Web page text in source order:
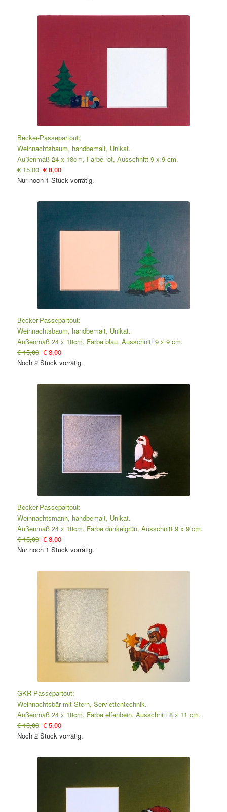
Becker-Passepartout:
Weihnachtsbaum, handbemalt, Unikat.
Außenmaß 24 x 18cm, Farbe rot, Ausschnitt 9 x 9 cm.
€ 15,00 € 8,00
Nur noch 1 Stück vorrätig.
Becker-Passepartout:
Weihnachtsbaum, handbemalt, Unikat.
Außenmaß 24 x 18cm, Farbe blau, Ausschnitt 9 x 9 cm.
€ 15,00 € 8,00
Noch 2 Stück vorrätig.
Becker-Passepartout:
Weihnachtsmann, handbemalt, Unikat.
Außenmaß 24 x 18cm, Farbe dunkelgrün, Ausschnitt 9 x 9 cm.
€ 15,00 € 8,00
Nur noch 1 Stück vorrätig.
GKR-Passepartout:
Weihnachtsbär mit Stern, Serviettentechnik.
Außenmaß 24 x 18cm, Farbe elfenbein, Ausschnitt 8 x 11 cm.
€ 10,00 € 5,00
Noch 2 Stück vorrätig.